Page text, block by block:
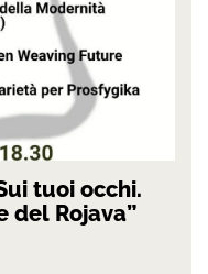
tuoi occhi.
del Rojava”